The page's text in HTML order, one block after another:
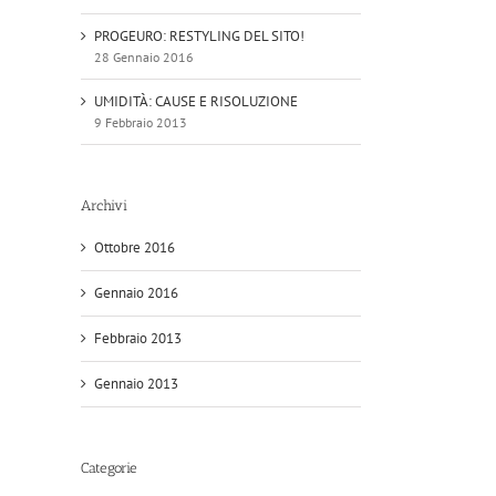
PROGEURO: RESTYLING DEL SITO!
28 Gennaio 2016
UMIDITÀ: CAUSE E RISOLUZIONE
9 Febbraio 2013
Archivi
Ottobre 2016
Gennaio 2016
Febbraio 2013
Gennaio 2013
Categorie